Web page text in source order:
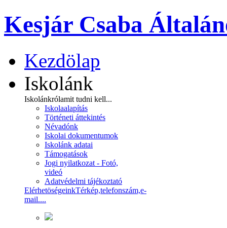
Kesjár Csaba
Kezdölap
Iskolánk
Iskolánkrólamit tudni kell...
Iskolaalapítás
Történeti áttekintés
Névadónk
Iskolai dokumentumok
Iskolánk adatai
Támogatások
Jogi nyilatkozat - Fotó,
videó
Adatvédelmi tájékoztató
ElérhetöségeinkTérkép,telefonszám,e-
mail....